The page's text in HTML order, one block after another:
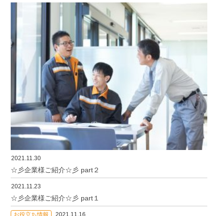
2021.11.30
☆彡企業様ご紹介☆彡 part２
2021.11.23
☆彡企業様ご紹介☆彡 part１
お役立ち情報 2021.11.16